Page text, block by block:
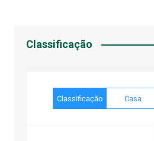
Classificação
Classificação Casa